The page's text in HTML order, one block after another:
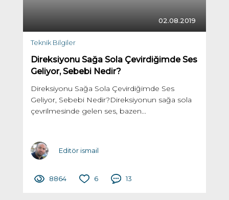
02.08.2019
Teknik Bilgiler
Direksiyonu Sağa Sola Çevirdiğimde Ses
Geliyor, Sebebi Nedir?
Direksiyonu Sağa Sola Çevirdiğimde Ses
Geliyor, Sebebi Nedir?Direksiyonun sağa sola
çevrilmesinde gelen ses, bazen...
Editör ismail
8864 6 13